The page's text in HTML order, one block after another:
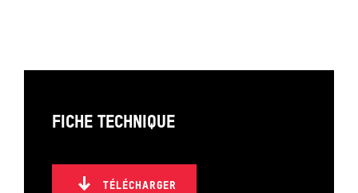
FICHE TECHNIQUE
TÉLÉCHARGER